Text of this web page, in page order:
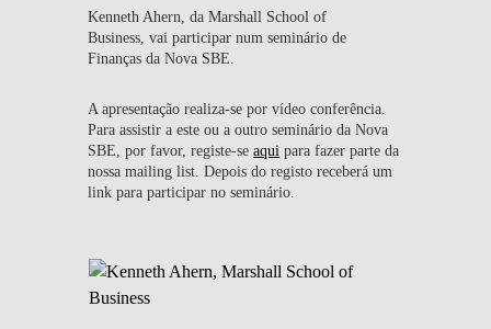
WHAT'S HAPPENING
Kenneth Ahern, da Marshall School of
Business, vai participar num seminário de
Finanças da Nova SBE.
A apresentação realiza-se por vídeo conferência.
Para assistir a este ou a outro seminário da Nova
SBE, por favor, registe-seaqui para fazer parte da
nossa mailing list. Depois do registo receberá um
link para participar no seminário.